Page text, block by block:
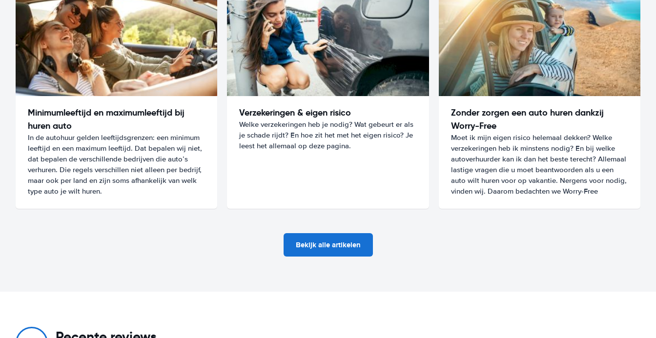
Minimumleeftijd en maximumleeftijd bij
huren auto
In de autohuur gelden leeftijdsgrenzen: een minimum
leeftijd en een maximum leeftijd. Dat bepalen wij niet,
dat bepalen de verschillende bedrijven die auto’s
verhuren. Die regels verschillen niet alleen per bedrijf,
maar ook per land en zijn soms afhankelijk van welk
type auto je wilt huren.
Verzekeringen & eigen risico
Welke verzekeringen heb je nodig? Wat gebeurt er als
je schade rijdt? En hoe zit het met het eigen risico? Je
leest het allemaal op deze pagina.
Zonder zorgen een auto huren dankzij
Worry-Free
Moet ik mijn eigen risico helemaal dekken? Welke
verzekeringen heb ik minstens nodig? En bij welke
autoverhuurder kan ik dan het beste terecht? Allemaal
lastige vragen die u moet beantwoorden als u een
auto wilt huren voor op vakantie. Nergens voor nodig,
vinden wij. Daarom bedachten we Worry-Free
Bekijk alle artikelen